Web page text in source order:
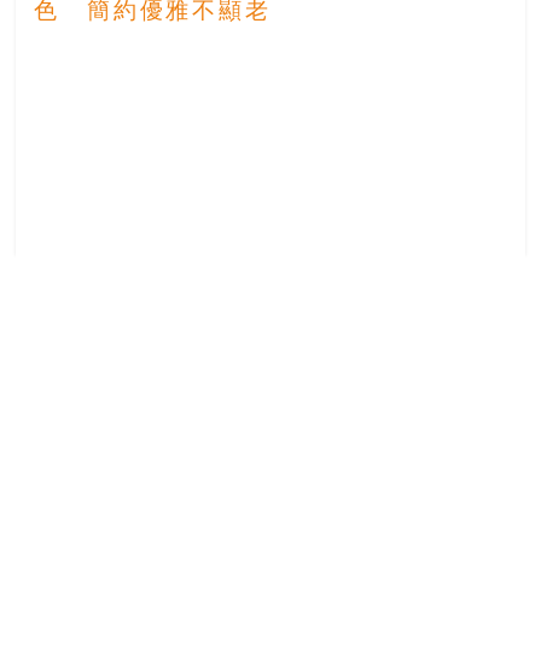
生。
色 簡約優雅不顯老